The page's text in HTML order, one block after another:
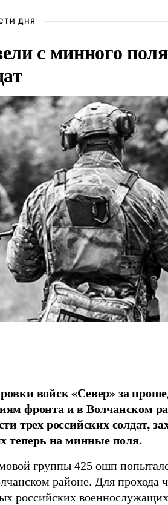
ДНЯ
с минного
войск «Север» за
фронта и в Волчанском
трех российских солдат,
теперь на минные поля.
группы 425 ошп
районе. Для прохода
российских